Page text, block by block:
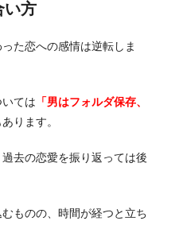
い方
た恋への感情は逆転しま
ては 「男はフォルダ保存、
ります。
去の恋愛を振り返っては後
ものの、時間が経つと立ち